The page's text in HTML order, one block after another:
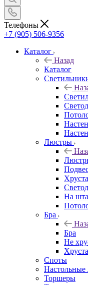
Телефоны
+7 (905) 506-9356
Каталог
Назад
Каталог
Люстры
На
Бра
Бра
Не
Споты
Торшеры